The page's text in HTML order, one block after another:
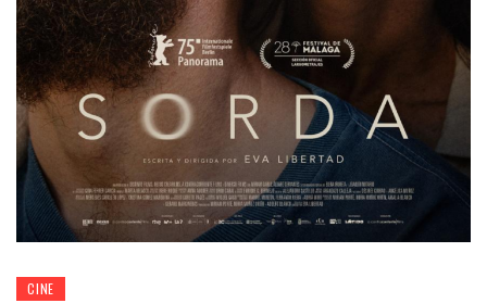
CINE